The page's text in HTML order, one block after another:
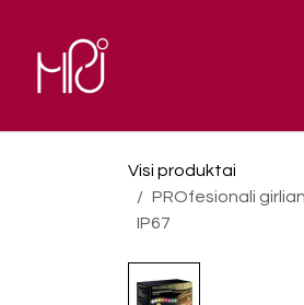
Visi produktai
PROfesionali
IP67